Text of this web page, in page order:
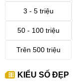
3 - 5 triệu
50 - 100 triệu
Trên 500 triệu
KIỂU SỐ ĐẸP